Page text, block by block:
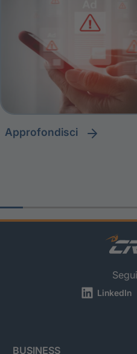
approfondisci
LinkedIn
BUSINESS